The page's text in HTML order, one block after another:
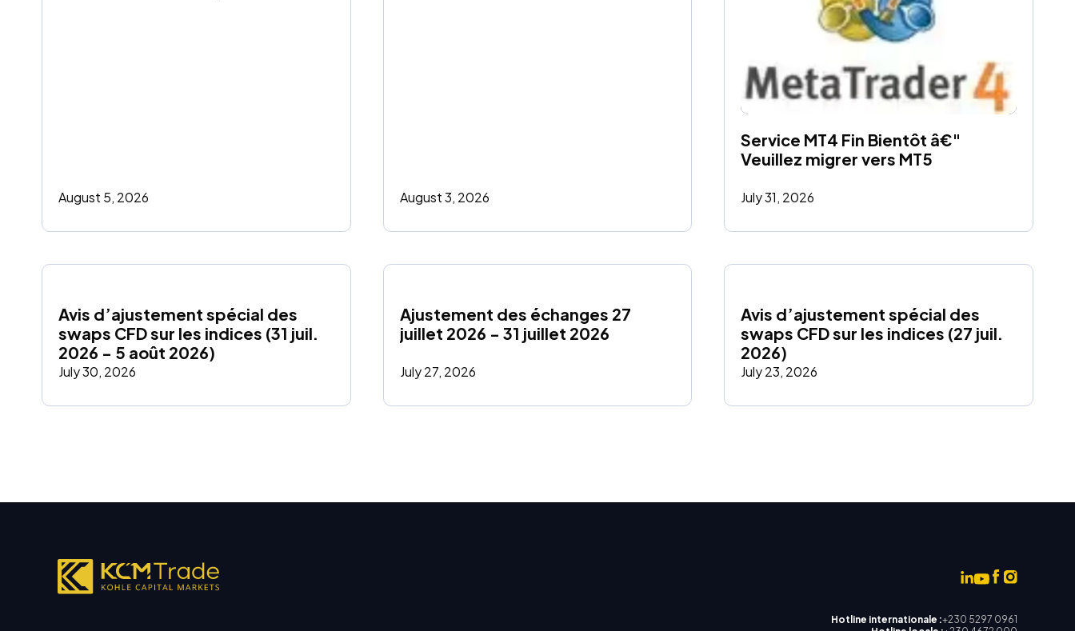
August 5, 2026 August 3, 2026
Service MT4 Fin Bientôt â€"
Veuillez migrer vers MT5
July 31, 2026
Avis d’ajustement spécial des
swaps CFD sur les indices (31 juil.
2026 - 5 août 2026)
July 30, 2026
Ajustement des échanges 27
juillet 2026 - 31 juillet 2026
July 27, 2026
Avis d’ajustement spécial des
swaps CFD sur les indices (27 juil.
2026)
July 23, 2026
Hotline internationale :+230 5297 0961